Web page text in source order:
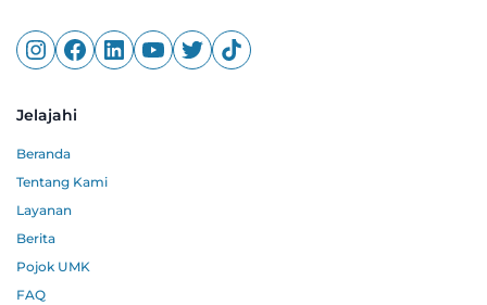
Jelajahi
Beranda
Tentang Kami
Layanan
Berita
Pojok UMK
FAQ